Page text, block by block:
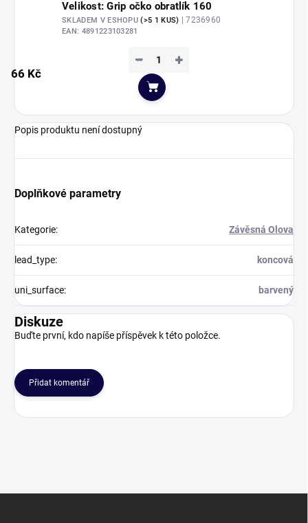
Velikost: Grip očko obratlík 160
SKLADEM V ESHOPU(>5 1 KUS) | 7236960
EAN: 4891223103281
66 Kč
+
−
Do košíku
Popis produktu není dostupný
Doplňkové parametry
Kategorie: Závěsná Olova
lead_type: koncová
uni_surface: barvený
Diskuze
Buďte první, kdo napíše příspěvek k této položce.
Přidat komentář